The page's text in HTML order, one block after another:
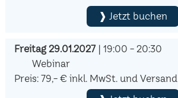
❱ Jetzt buchen
Freitag 29.01.2027| 19:00 - 20:30
Webinar
Preis: 79,- € inkl. MwSt. und Versand